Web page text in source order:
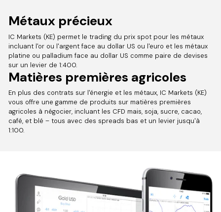
Métaux précieux
IC Markets (KE) permet le trading du prix spot pour les métaux
incluant l'or ou l'argent face au dollar US ou l'euro et les métaux
platine ou palladium face au dollar US comme paire de devises
sur un levier de 1:400.
Matières premières agricoles
En plus des contrats sur l'énergie et les métaux, IC Markets (KE)
vous offre une gamme de produits sur matières premières
agricoles à négocier, incluant les CFD mais, soja, sucre, cacao,
café, et blé – tous avec des spreads bas et un levier jusqu'à
1:100.